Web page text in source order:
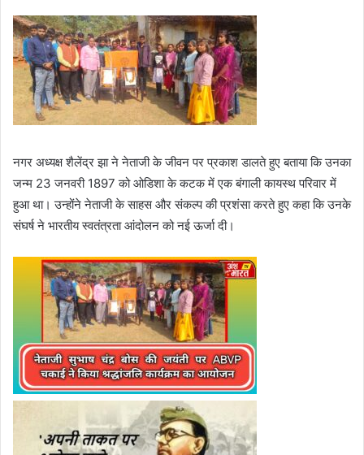
नगर अध्यक्ष शैलेंद्र झा ने नेताजी के जीवन पर प्रकाश डालते हुए बताया कि उनका
जन्म 23 जनवरी 1897 को ओडिशा के कटक में एक बंगाली कायस्थ परिवार में
हुआ था। उन्होंने नेताजी के साहस और संकल्प की प्रशंसा करते हुए कहा कि उनके
संघर्ष ने भारतीय स्वतंत्रता आंदोलन को नई ऊर्जा दी।